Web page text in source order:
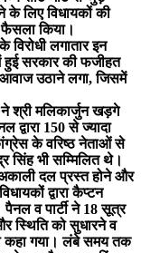
के लिए विधायकों की
किया।
लगातार इन
हुई सरकार की फजीहत
उठाने लगा, जिसमें
श्री मलिकार्जुन खड़गे
150 से ज्यादा
के वरिष्ठ नेताओं से
सिंह भी सम्मिलित थे।
दल प्रस्त होने और
द्वारा कैप्टन
व पार्टी ने 18 सूत्र
स्थिति को सुधारने व
कहा गया। लंबे समय तक